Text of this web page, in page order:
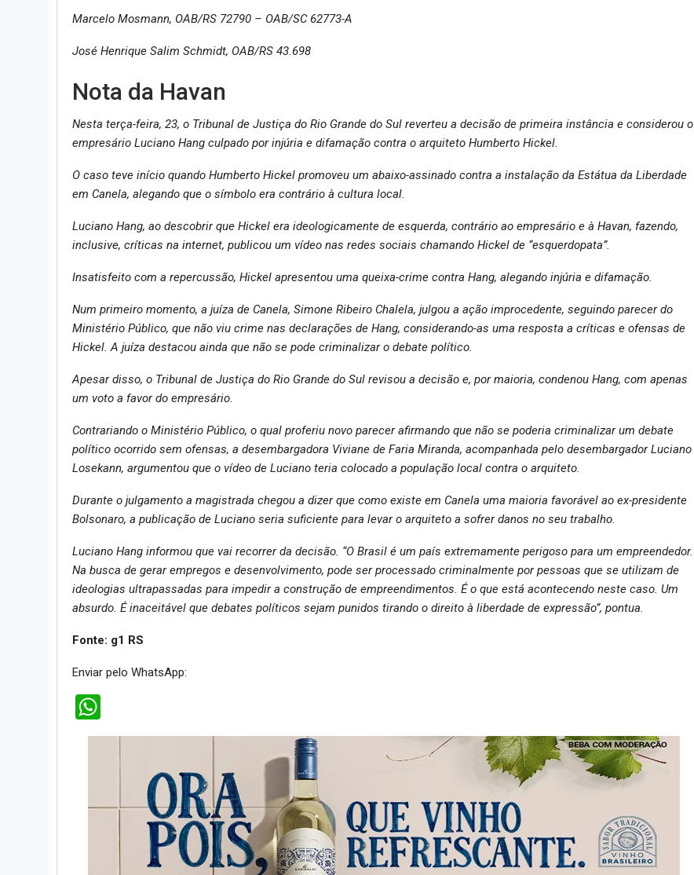
Marcelo Mosmann, OAB/RS 72790 – OAB/SC 62773-A
José Henrique Salim Schmidt, OAB/RS 43.698
Nota da Havan
Nesta terça-feira, 23, o Tribunal de Justiça do Rio Grande do Sul reverteu a decisão de primeira instância e considerou o
empresário Luciano Hang culpado por injúria e difamação contra o arquiteto Humberto Hickel.
O caso teve início quando Humberto Hickel promoveu um abaixo-assinado contra a instalação da Estátua da Liberdade
em Canela, alegando que o símbolo era contrário à cultura local.
Luciano Hang, ao descobrir que Hickel era ideologicamente de esquerda, contrário ao empresário e à Havan, fazendo,
inclusive, críticas na internet, publicou um vídeo nas redes sociais chamando Hickel de “esquerdopata”.
Insatisfeito com a repercussão, Hickel apresentou uma queixa-crime contra Hang, alegando injúria e difamação.
Num primeiro momento, a juíza de Canela, Simone Ribeiro Chalela, julgou a ação improcedente, seguindo parecer do
Ministério Público, que não viu crime nas declarações de Hang, considerando-as uma resposta a críticas e ofensas de
Hickel. A juíza destacou ainda que não se pode criminalizar o debate político.
Apesar disso, o Tribunal de Justiça do Rio Grande do Sul revisou a decisão e, por maioria, condenou Hang, com apenas
um voto a favor do empresário.
Contrariando o Ministério Público, o qual proferiu novo parecer afirmando que não se poderia criminalizar um debate
político ocorrido sem ofensas, a desembargadora Viviane de Faria Miranda, acompanhada pelo desembargador Luciano
Losekann, argumentou que o vídeo de Luciano teria colocado a população local contra o arquiteto.
Durante o julgamento a magistrada chegou a dizer que como existe em Canela uma maioria favorável ao ex-presidente
Bolsonaro, a publicação de Luciano seria suficiente para levar o arquiteto a sofrer danos no seu trabalho.
Luciano Hang informou que vai recorrer da decisão. “O Brasil é um país extremamente perigoso para um empreendedor.
Na busca de gerar empregos e desenvolvimento, pode ser processado criminalmente por pessoas que se utilizam de
ideologias ultrapassadas para impedir a construção de empreendimentos. É o que está acontecendo neste caso. Um
absurdo. É inaceitável que debates políticos sejam punidos tirando o direito à liberdade de expressão”, pontua.
Fonte: g1 RS
Enviar pelo WhatsApp: